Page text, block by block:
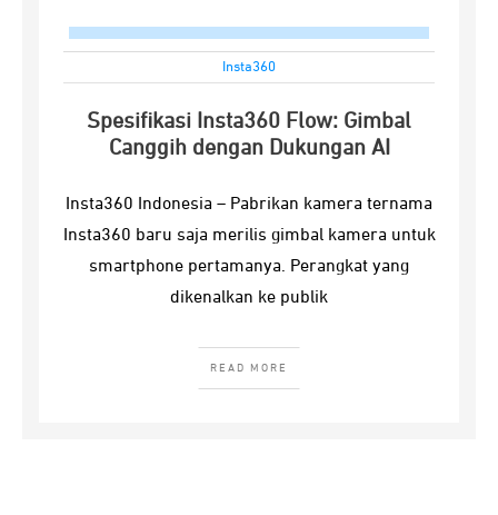
Insta360
Spesifikasi Insta360 Flow: Gimbal
Canggih dengan Dukungan AI
Insta360 Indonesia – Pabrikan kamera ternama
Insta360 baru saja merilis gimbal kamera untuk
smartphone pertamanya. Perangkat yang
dikenalkan ke publik
READ MORE